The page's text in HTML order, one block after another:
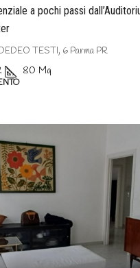
a pochi passi
TESTI, 6 Parma PR
80 Mq